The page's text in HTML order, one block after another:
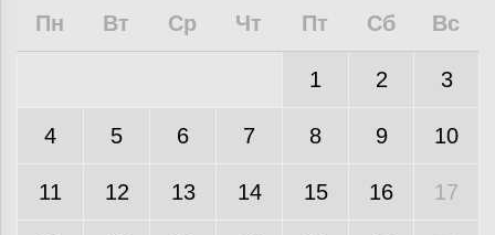
Пн Вт Ср Чт Пт Сб Вс
1 2 3
4 5 6 7 8 9 10
11 12 13 14 15 16 17